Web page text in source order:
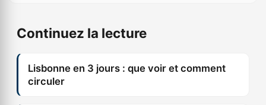
Continuez la lecture
Lisbonne en 3 jours : que voir et comment
circuler